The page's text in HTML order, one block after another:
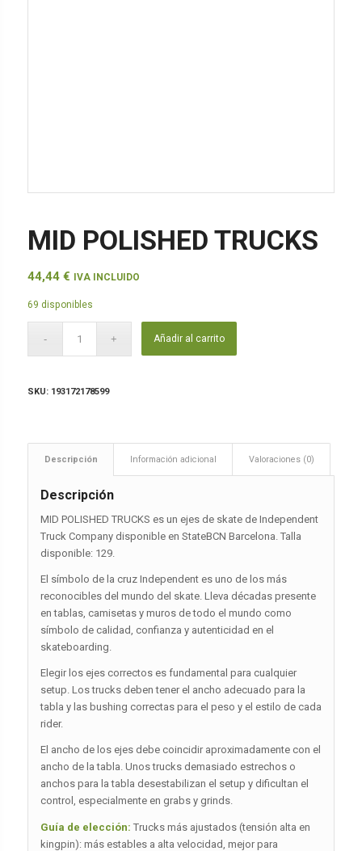
MID POLISHED TRUCKS
44,44 € IVA INCLUIDO
69 disponibles
Añadir al carrito
SKU: 193172178599
Descripción Información adicional Valoraciones (0)
Descripción
MID POLISHED TRUCKS es un ejes de skate de Independent
Truck Company disponible en StateBCN Barcelona. Talla
disponible: 129.
El símbolo de la cruz Independent es uno de los más
reconocibles del mundo del skate. Lleva décadas presente
en tablas, camisetas y muros de todo el mundo como
símbolo de calidad, confianza y autenticidad en el
skateboarding.
Elegir los ejes correctos es fundamental para cualquier
setup. Los trucks deben tener el ancho adecuado para la
tabla y las bushing correctas para el peso y el estilo de cada
rider.
El ancho de los ejes debe coincidir aproximadamente con el
ancho de la tabla. Unos trucks demasiado estrechos o
anchos para la tabla desestabilizan el setup y dificultan el
control, especialmente en grabs y grinds.
Guía de elección: Trucks más ajustados (tensión alta en
kingpin): más estables a alta velocidad, mejor para